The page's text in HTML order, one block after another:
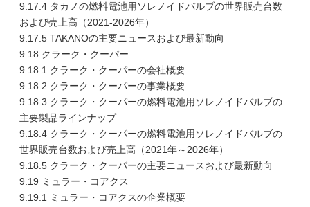
9.17.4 タカノの燃料電池用ソレノイドバルブの世界販売台数
および売上高（2021-2026年）
9.17.5 TAKANOの主要ニュースおよび最新動向
9.18 クラーク・クーパー
9.18.1 クラーク・クーパーの会社概要
9.18.2 クラーク・クーパーの事業概要
9.18.3 クラーク・クーパーの燃料電池用ソレノイドバルブの
主要製品ラインナップ
9.18.4 クラーク・クーパーの燃料電池用ソレノイドバルブの
世界販売台数および売上高（2021年～2026年）
9.18.5 クラーク・クーパーの主要ニュースおよび最新動向
9.19 ミュラー・コアクス
9.19.1 ミュラー・コアクスの企業概要